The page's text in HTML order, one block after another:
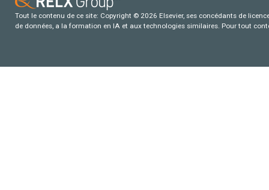
Tout le contenu de ce site: Copyright © 2026 Elsevier, ses concédants de
de données, a la formation en IA et aux technologies similaires. Pour tout